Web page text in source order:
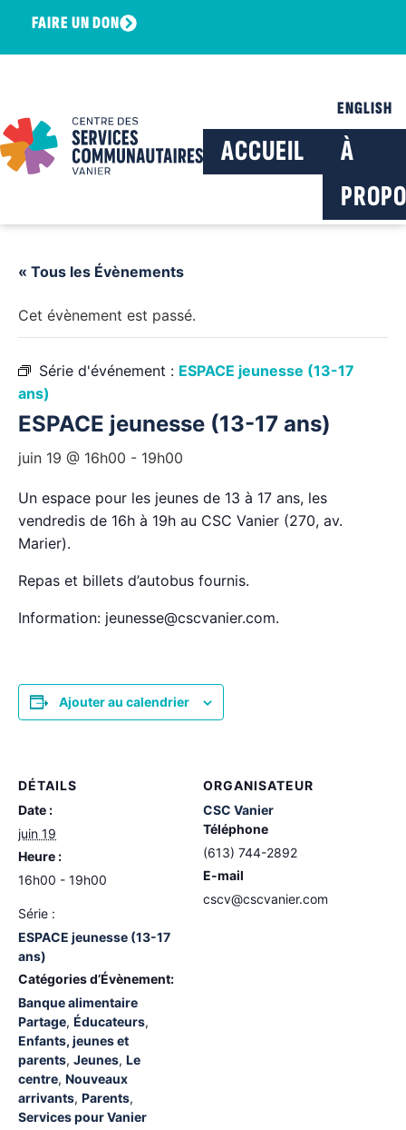
FAIRE UN DON
ENGLISH
ACCUEIL
À
« Tous les Évènements
Cet évènement est passé.
Série d'événement : ESPACE jeunesse (13-17
ans)
ESPACE jeunesse (13-17 ans)
juin 19 @ 16h00 - 19h00
Un espace pour les jeunes de 13 à 17 ans, les
vendredis de 16h à 19h au CSC Vanier (270, av.
Marier).
Repas et billets d’autobus fournis.
Information: jeunesse@cscvanier.com.
Ajouter au calendrier
DÉTAILS
Date :
juin 19
Heure :
16h00 - 19h00
Série :
ESPACE jeunesse (13-17
ans)
Catégories d’Évènement:
Banque alimentaire
Partage, Éducateurs,
Enfants, jeunes et
parents, Jeunes, Le
centre, Nouveaux
arrivants, Parents,
Services pour Vanier
ORGANISATEUR
CSC Vanier
Téléphone
(613) 744-2892
E-mail
cscv@cscvanier.com